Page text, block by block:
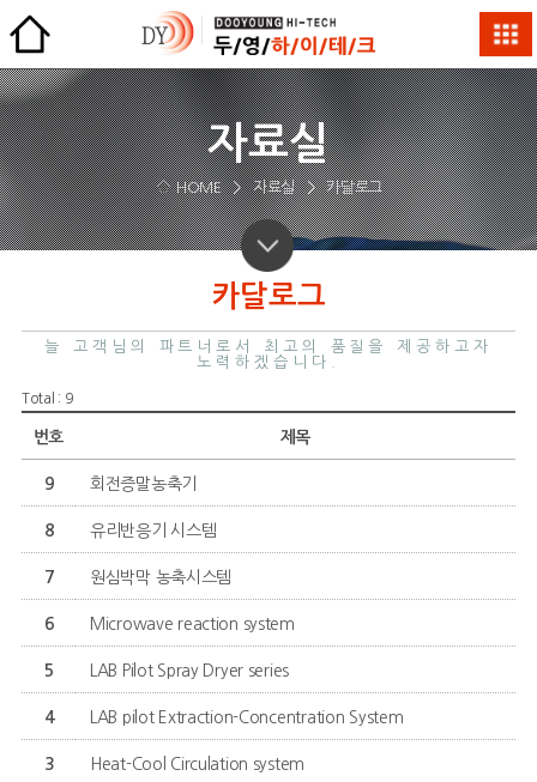
자료실
HOME > 자료실 > 카달로그
카달로그
늘 고객님의 파트너로서 최고의 품질을 제공하고자
노력하겠습니다.
Total : 9
번호 제목
9 회전증말농축기
8 유리반응기 시스템
7 원심박막 농축시스템
6 Microwave reaction system
5 LAB Pilot Spray Dryer series
4 LAB pilot Extraction-Concentration System
3 Heat-Cool Circulation system